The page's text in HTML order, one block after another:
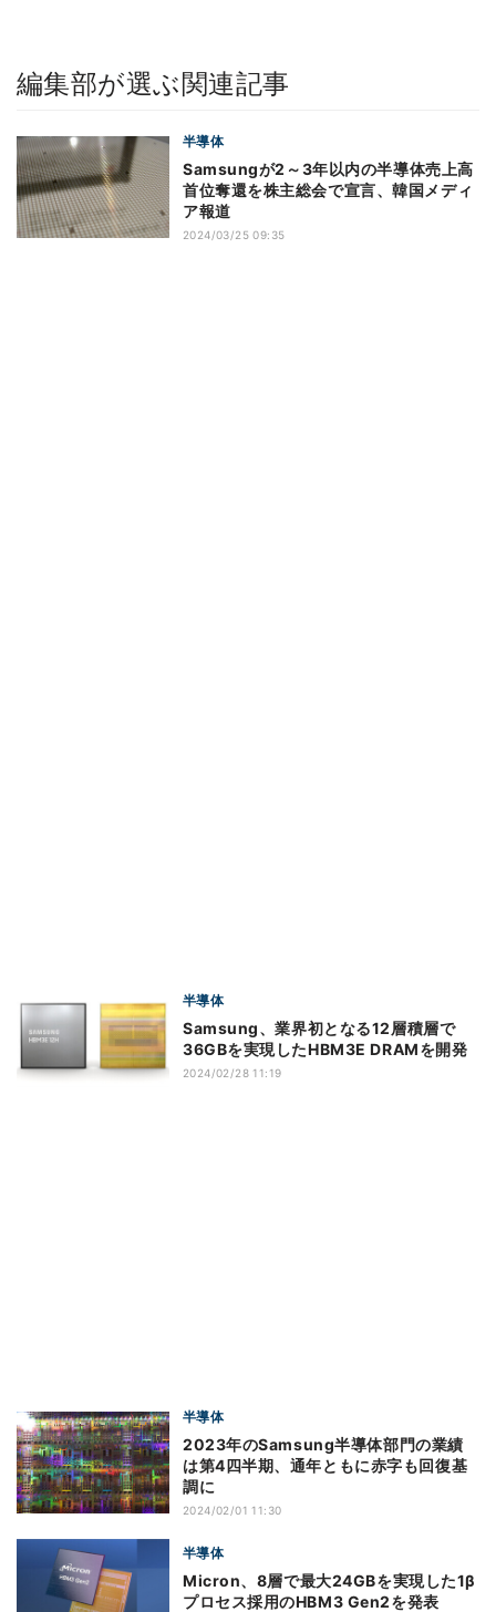
編集部が選ぶ関連記事
半導体
Samsungが2～3年以内の半導体売上高
首位奪還を株主総会で宣言、韓国メディ
ア報道
2024/03/25 09:35
半導体
Samsung、業界初となる12層積層で
36GBを実現したHBM3E DRAMを開発
2024/02/28 11:19
半導体
2023年のSamsung半導体部門の業績
は第4四半期、通年ともに赤字も回復基
調に
2024/02/01 11:30
半導体
Micron、8層で最大24GBを実現した1β
プロセス採用のHBM3 Gen2を発表